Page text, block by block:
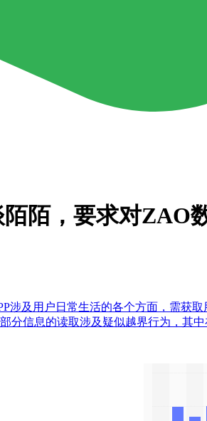
陌，要求对ZAO
涉及用户日常生活的各个方面，需获
信息的读取涉及疑似越界行为，其中